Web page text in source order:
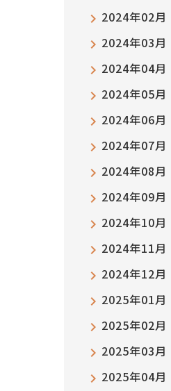
2024年02月
2024年03月
2024年04月
2024年05月
2024年06月
2024年07月
2024年08月
2024年09月
2024年10月
2024年11月
2024年12月
2025年01月
2025年02月
2025年03月
2025年04月